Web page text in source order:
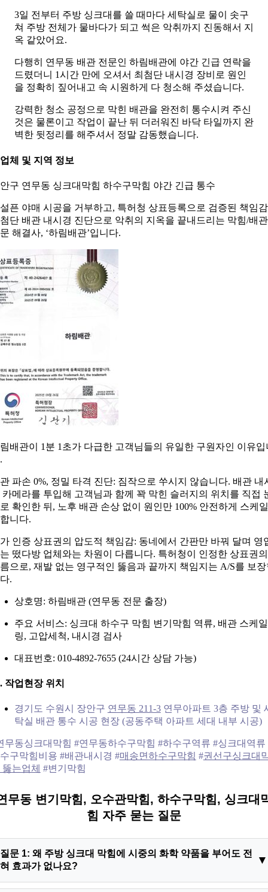
3일 전부터 주방 싱크대를 쓸 때마다 세탁실로 물이 솟구
쳐 주방 전체가 물바다가 되고 썩은 악취까지 진동해서 지
옥 같았어요.
다행히 연무동 배관 전문인 하림배관에 야간 긴급 연락을
드렸더니 1시간 만에 오셔서 최첨단 내시경 장비로 원인
을 정확히 짚어내고 속 시원하게 다 청소해 주셨습니다.
강력한 청소 공정으로 막힌 배관을 완전히 통수시켜 주신
것은 물론이고 작업이 끝난 뒤 더러워진 바닥 타일까지 완
벽한 뒷정리를 해주셔서 정말 감동했습니다.
체 및 지역 정보
구 연무동 싱크대막힘 하수구막힘 야간 긴급 통수
픈 야매 시공을 거부하고, 특허청 상표등록으로 검증된 책임
단 배관 내시경 진단으로 악취의 지옥을 끝내드리는 막힘/배관
해결사, ‘하림배관’입니다.
배관이 1분 1초가 다급한 고객님들의 유일한 구원자인 이유입
파손 0%, 정밀 타격 진단: 짐작으로 쑤시지 않습니다. 배관 내
카메라를 투입해 고객님과 함께 꽉 막힌 슬러지의 위치를 직접
확인한 뒤, 노후 배관 손상 없이 원인만 100% 안전하게 스케일
니다.
인증 상표권의 압도적 책임감: 동네에서 간판만 바꿔 달며 영
떴다방 업체와는 차원이 다릅니다. 특허청이 인정한 상표권의
으로, 재발 없는 영구적인 뚫음과 끝까지 책임지는 A/S를 보장
.
상호명: 하림배관 (연무동 전문 출장)
주요 서비스: 싱크대 하수구 막힘 변기막힘 역류, 배관 스케일
링, 고압세척, 내시경 검사
대표번호: 010-4892-7655 (24시간 상담 가능)
작업현장 위치
경기도 수원시 장안구 연무동 211-3연무아파트 3층 주방 및
탁실 배관 통수 시공 현장 (공동주택 아파트 세대 내부 시공)
무동싱크대막힘 #연무동하수구막힘 #하수구역류 #싱크대역류
구막힘비용 #배관내시경 #매송면하수구막힘 #권선구싱크대
뚫는업체 #변기막힘
무동 변기막힘, 오수관막힘, 하수구막힘, 싱크대
힘 자주 묻는 질문
질문 1: 왜 주방 싱크대 막힘에 시중의 화학 약품을 부어도 전
혀 효과가 없나요?
▼